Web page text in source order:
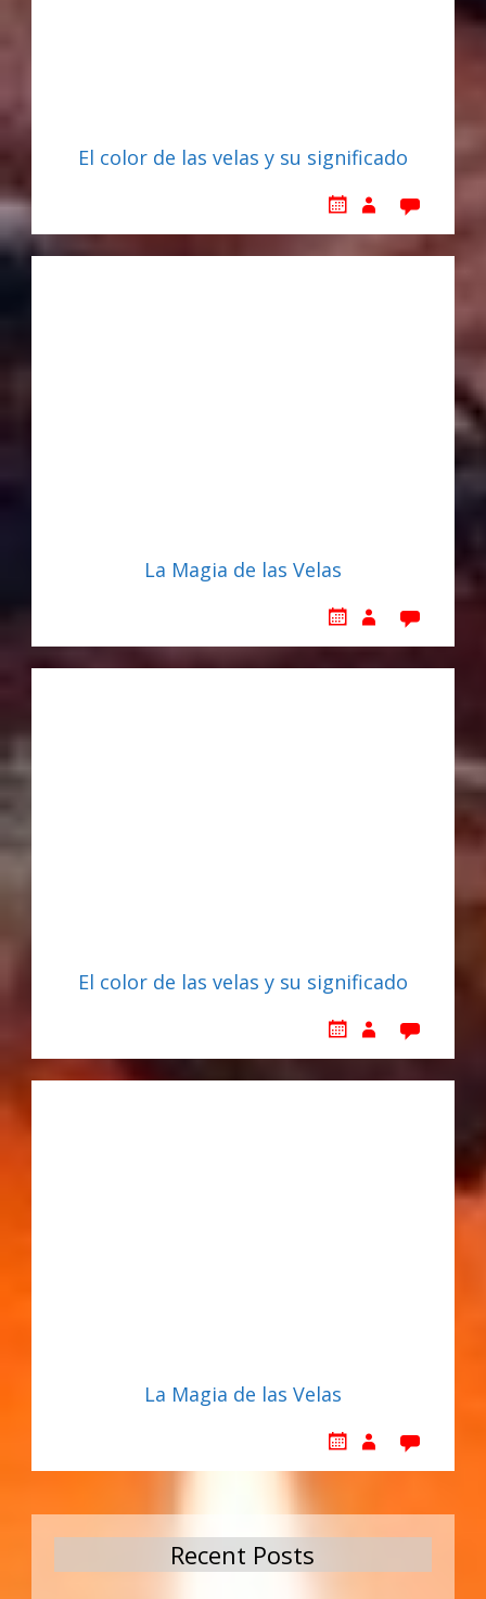
El color de las velas y su significado
La Magia de las Velas
El color de las velas y su significado
La Magia de las Velas
Recent Posts